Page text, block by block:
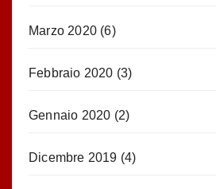
Marzo 2020 (6)
Febbraio 2020 (3)
Gennaio 2020 (2)
Dicembre 2019 (4)